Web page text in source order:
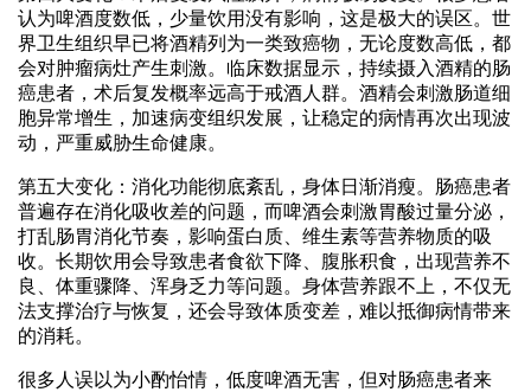
认为啤酒度数低，少量饮用没有影响，这是极大的误区。世
界卫生组织早已将酒精列为一类致癌物，无论度数高低，都
会对肿瘤病灶产生刺激。临床数据显示，持续摄入酒精的肠
癌患者，术后复发概率远高于戒酒人群。酒精会刺激肠道细
胞异常增生，加速病变组织发展，让稳定的病情再次出现波
动，严重威胁生命健康。
第五大变化：消化功能彻底紊乱，身体日渐消瘦。肠癌患者
普遍存在消化吸收差的问题，而啤酒会刺激胃酸过量分泌，
打乱肠胃消化节奏，影响蛋白质、维生素等营养物质的吸
收。长期饮用会导致患者食欲下降、腹胀积食，出现营养不
良、体重骤降、浑身乏力等问题。身体营养跟不上，不仅无
法支撑治疗与恢复，还会导致体质变差，难以抵御病情带来
的消耗。
很多人误以为小酌怡情，低度啤酒无害，但对肠癌患者来